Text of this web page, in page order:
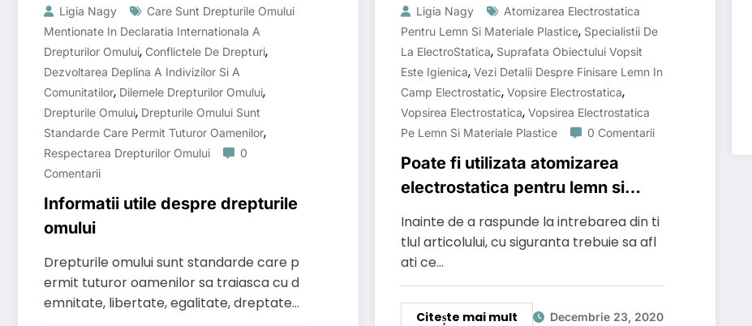
Ligia Nagy
Care Sunt Drepturile Omului
Mentionate In Declaratia Internationala A
Drepturilor Omului, Conflictele De Drepturi,
Dezvoltarea Deplina A Indivizilor Si A
Comunitatilor, Dilemele Drepturilor Omului,
Drepturile Omului, Drepturile Omului Sunt
Standarde Care Permit Tuturor Oamenilor,
Respectarea Drepturilor Omului
0
Comentarii
Informatii utile despre drepturile
omului
Drepturile omului sunt standarde care p
ermit tuturor oamenilor sa traiasca cu d
emnitate, libertate, egalitate, dreptate…
Ligia Nagy
Atomizarea Electrostatica
Pentru Lemn Si Materiale Plastice, Specialistii De
La ElectroStatica, Suprafata Obiectului Vopsit
Este Igienica, Vezi Detalii Despre Finisare Lemn In
Camp Electrostatic, Vopsire Electrostatica,
Vopsirea Electrostatica, Vopsirea Electrostatica
Pe Lemn Si Materiale Plastice
0 Comentarii
Poate fi utilizata atomizarea
electrostatica pentru lemn si
Inainte de a raspunde la intrebarea din ti
tlul articolului, cu siguranta trebuie sa afl
ati ce…
Citește mai mult Decembrie 23, 2020